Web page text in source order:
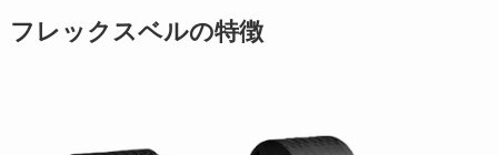
フレックスベルの特徴